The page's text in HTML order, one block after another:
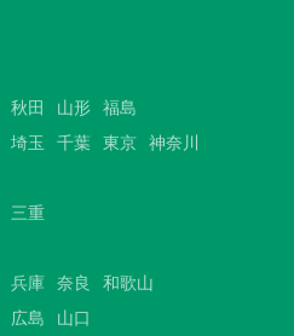
秋田 山形 福島
埼玉 千葉 東京 神奈川
三重
兵庫 奈良
和歌山
広島
山口